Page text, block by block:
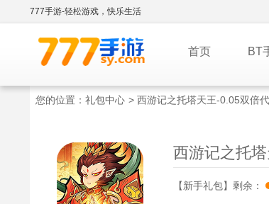
777手游-轻松游戏，快乐生活
首页 BT
您的位置： 礼包中心 > 西游记之托塔天王-0.05双倍
西游记之托
【新手礼包】剩余：